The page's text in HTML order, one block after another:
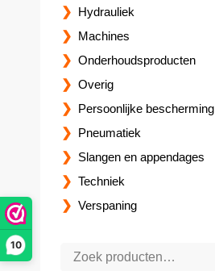
10
Hydrauliek
Machines
Onderhoudsproducten
Overig
Persoonlijke bescherming
Pneumatiek
Slangen en appendages
Techniek
Verspaning